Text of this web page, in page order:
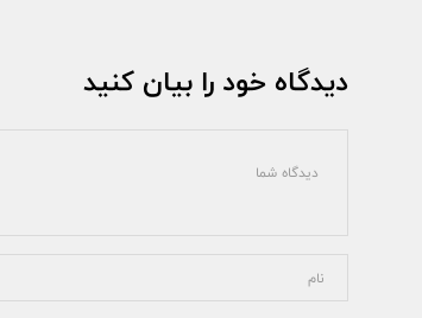
دیدگاه خود را بیان کنید